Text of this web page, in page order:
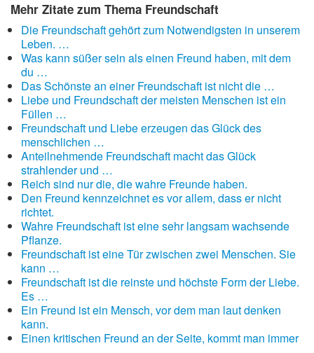
Mehr Zitate zum Thema Freundschaft
Die Freundschaft gehört zum Notwendigsten in unserem
Leben. …
Was kann süßer sein als einen Freund haben, mit dem
du …
Das Schönste an einer Freundschaft ist nicht die …
Liebe und Freundschaft der meisten Menschen ist ein
Füllen …
Freundschaft und Liebe erzeugen das Glück des
menschlichen …
Anteilnehmende Freundschaft macht das Glück
strahlender und …
Reich sind nur die, die wahre Freunde haben.
Den Freund kennzeichnet es vor allem, dass er nicht
richtet.
Wahre Freundschaft ist eine sehr langsam wachsende
Pflanze.
Freundschaft ist eine Tür zwischen zwei Menschen. Sie
kann …
Freundschaft ist die reinste und höchste Form der Liebe.
Es …
Ein Freund ist ein Mensch, vor dem man laut denken
kann.
Einen kritischen Freund an der Seite, kommt man immer